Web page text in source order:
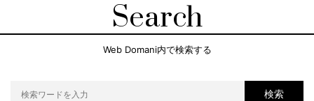
Search
Web Domani内で検索する
検索